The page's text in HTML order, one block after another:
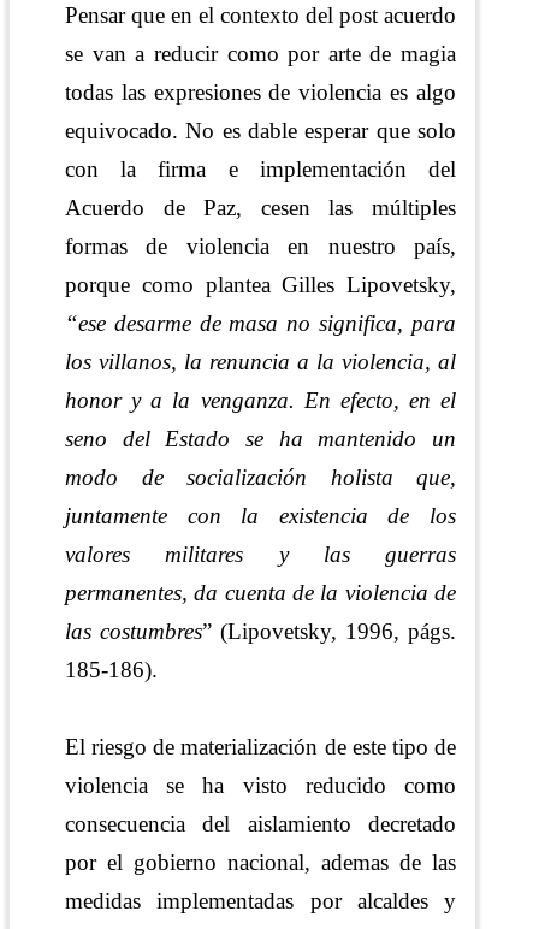
Pensar que en el contexto del post acuerdo
se van a reducir como por arte de magia
todas las expresiones de violencia es algo
equivocado. No es dable esperar que solo
con la firma e implementación del
Acuerdo de Paz, cesen las múltiples
formas de violencia en nuestro país,
porque como plantea Gilles Lipovetsky,
“ese desarme de masa no significa, para
los villanos, la renuncia a la violencia, al
honor y a la venganza. En efecto, en el
seno del Estado se ha mantenido un
modo de socialización holista que,
juntamente con la existencia de los
valores militares y las guerras
permanentes, da cuenta de la violencia de
las costumbres” (Lipovetsky, 1996, págs.
185-186).
El riesgo de materialización de este tipo de
violencia se ha visto reducido como
consecuencia del aislamiento decretado
por el gobierno nacional, ademas de las
medidas implementadas por alcaldes y